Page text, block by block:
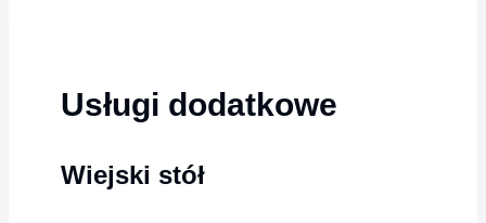
Usługi dodatkowe
Wiejski stół